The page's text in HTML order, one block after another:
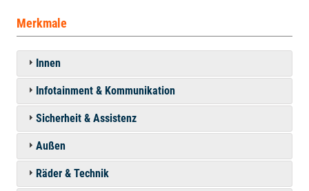
Merkmale
Innen
Infotainment & Kommunikation
Sicherheit & Assistenz
Außen
Räder & Technik